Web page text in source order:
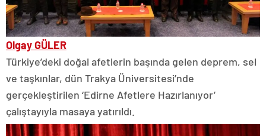
Olgay GÜLER
Türkiye’deki doğal afetlerin başında gelen deprem, sel
ve taşkınlar, dün Trakya Üniversitesi’nde
gerçekleştirilen ‘Edirne Afetlere Hazırlanıyor’
çalıştayıyla masaya yatırıldı.